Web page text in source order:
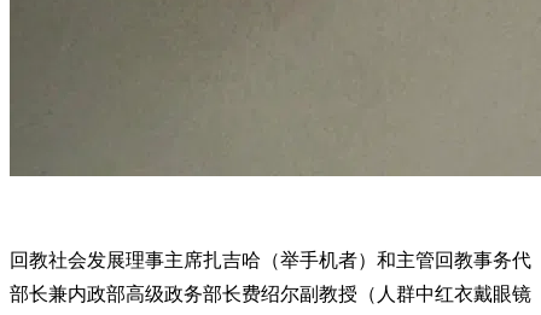
回教社会发展理事主席扎吉哈（举手机者）和主管回教事务代
部长兼内政部高级政务部长费绍尔副教授（人群中红衣戴眼镜